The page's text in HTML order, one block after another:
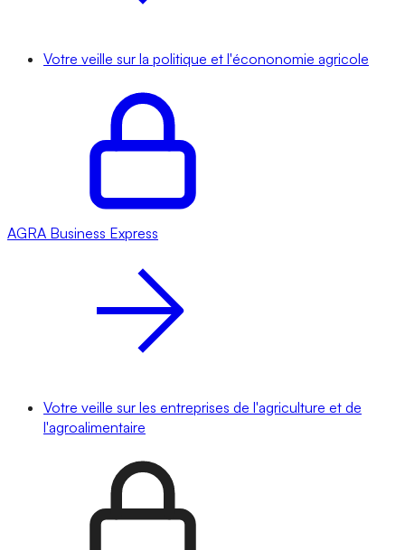
Votre veille sur la politique et l'écononomie agricole
AGRA Business Express
Votre veille sur les entreprises de l'agriculture et de
l'agroalimentaire